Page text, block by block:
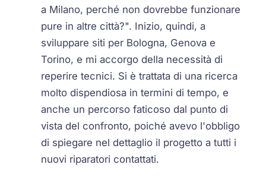
a Milano, perché non dovrebbe funzionare
pure in altre città?". Inizio, quindi, a
sviluppare siti per Bologna, Genova e
Torino, e mi accorgo della necessità di
reperire tecnici. Si è trattata di una ricerca
molto dispendiosa in termini di tempo, e
anche un percorso faticoso dal punto di
vista del confronto, poiché avevo l'obbligo
di spiegare nel dettaglio il progetto a tutti i
nuovi riparatori contattati.